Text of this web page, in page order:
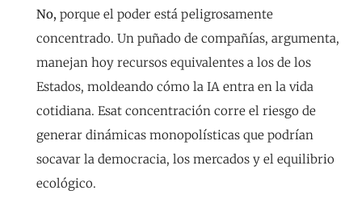
No, porque el poder está peligrosamente
concentrado. Un puñado de compañías, argumenta,
manejan hoy recursos equivalentes a los de los
Estados, moldeando cómo la IA entra en la vida
cotidiana. Esat concentración corre el riesgo de
generar dinámicas monopolísticas que podrían
socavar la democracia, los mercados y el equilibrio
ecológico.